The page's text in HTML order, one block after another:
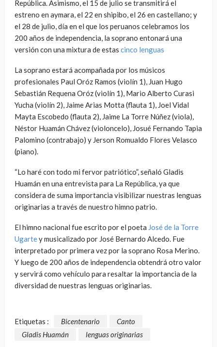
República. Asimismo, el 15 de julio se transmitirá el
estreno en aymara, el 22 en shipibo, el 26 en castellano; y
el 28 de julio, día en el que los peruanos celebramos los
200 años de independencia, la soprano entonará una
versión con una mixtura de estas cinco lenguas
La soprano estará acompañada por los músicos
profesionales Paul Oróz Ramos (violín 1), Juan Hugo
Sebastián Requena Oróz (violín 1), Mario Alberto Curasi
Yucha (violín 2), Jaime Arias Motta (flauta 1), Joel Vidal
Mayta Escobedo (flauta 2), Jaime La Torre Núñez (viola),
Néstor Huamán Chávez (violoncelo), Josué Fernando Tapia
Palomino (contrabajo) y Jerson Romualdo Flores Velasco
(piano).
“Lo haré con todo mi fervor patriótico”, señaló Gladis
Huamán en una entrevista para La República, ya que
considera de suma importancia visibilizar nuestras lenguas
originarias a través de nuestro himno patrio.
El himno nacional fue escrito por el poeta José de la Torre
Ugartey musicalizado por José Bernardo Alcedo. Fue
interpretado por primera vez por la soprano Rosa Merino.
Y luego de 200 años de independencia obtendrá otro valor
y servirá como vehículo para resaltar la importancia de la
diversidad de nuestras lenguas originarias.
Etiquetas : Bicentenario
Canto
Gladis Huamán
lenguas originarias